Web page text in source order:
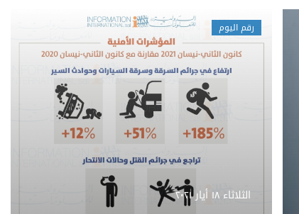
رقم اليوم
الثلاثاء ١٨ أيار ٢٠٢١